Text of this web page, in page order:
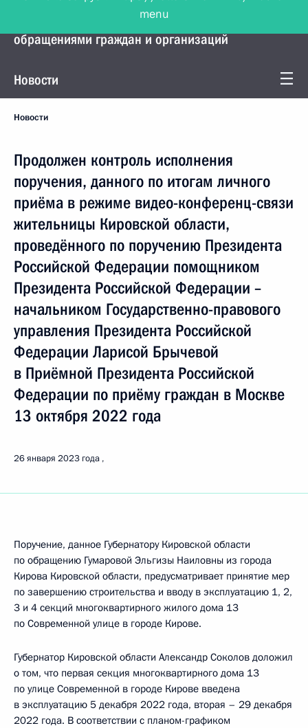
Управление Президента по работе с
обращениями граждан и организаций
Новости
Новости
Продолжен контроль исполнения
поручения, данного по итогам личного
приёма в режиме видео-конференц-связи
жительницы Кировской области,
проведённого по поручению Президента
Российской Федерации помощником
Президента Российской Федерации –
начальником Государственно-правового
управления Президента Российской
Федерации Ларисой Брычевой
в Приёмной Президента Российской
Федерации по приёму граждан в Москве
13 октября 2022 года
26 января 2023 года
Поручение, данное Губернатору Кировской области
по обращению Гумаровой Эльгизы Наиловны из города
Кирова Кировской области, предусматривает принятие мер
по завершению строительства и вводу в эксплуатацию 1, 2,
3 и 4 секций многоквартирного жилого дома 13
по Современной улице в городе Кирове.
Губернатор Кировской области Александр Соколов доложил
о том, что первая секция многоквартирного дома 13
по улице Современной в городе Кирове введена
в эксплуатацию 5 декабря 2022 года, вторая – 29 декабря
2022 года. В соответствии с планом-графиком
menu